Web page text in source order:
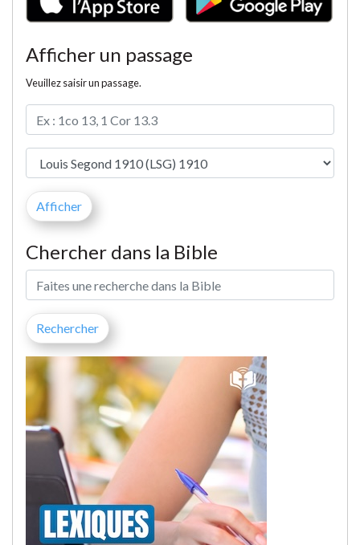
Afficher un passage
Veuillez saisir un passage.
Chercher dans la Bible